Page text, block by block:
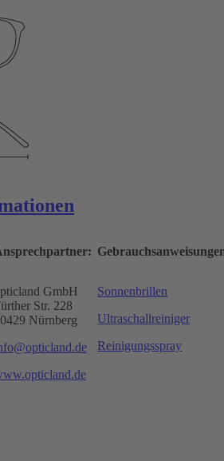
GmbH
Str. 228
Nürnberg
Sonnenbrillen
Ultraschallreiniger
Reinigungsspray